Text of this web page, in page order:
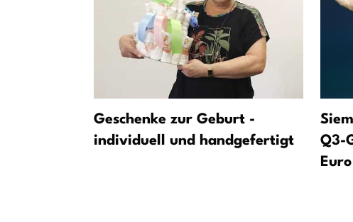
Geschenke zur Geburt -
individuell und handgefertigt
Q3-